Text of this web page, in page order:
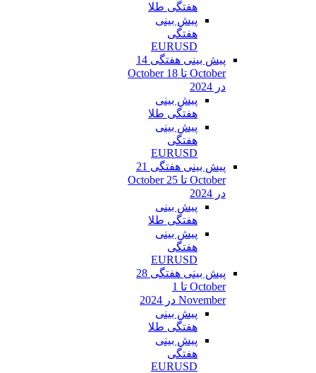
هفتگی طلا
پیش بینی
هفتگی
EURUSD
پیش بینی هفتگی 14
October تا 18 October
در 2024
پیش بینی
هفتگی طلا
پیش بینی
هفتگی
EURUSD
پیش بینی هفتگی 21
October تا 25 October
در 2024
پیش بینی
هفتگی طلا
پیش بینی
هفتگی
EURUSD
پیش بینی هفتگی 28
October تا 1
November در 2024
پیش بینی
هفتگی طلا
پیش بینی
هفتگی
EURUSD